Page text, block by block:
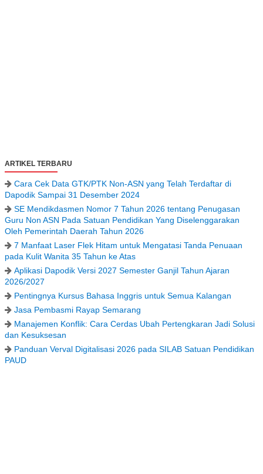
ARTIKEL TERBARU
Cara Cek Data GTK/PTK Non-ASN yang Telah Terdaftar di
Dapodik Sampai 31 Desember 2024
SE Mendikdasmen Nomor 7 Tahun 2026 tentang Penugasan
Guru Non ASN Pada Satuan Pendidikan Yang Diselenggarakan
Oleh Pemerintah Daerah Tahun 2026
7 Manfaat Laser Flek Hitam untuk Mengatasi Tanda Penuaan
pada Kulit Wanita 35 Tahun ke Atas
Aplikasi Dapodik Versi 2027 Semester Ganjil Tahun Ajaran
2026/2027
Pentingnya Kursus Bahasa Inggris untuk Semua Kalangan
Jasa Pembasmi Rayap Semarang
Manajemen Konflik: Cara Cerdas Ubah Pertengkaran Jadi Solusi
dan Kesuksesan
Panduan Verval Digitalisasi 2026 pada SILAB Satuan Pendidikan
PAUD